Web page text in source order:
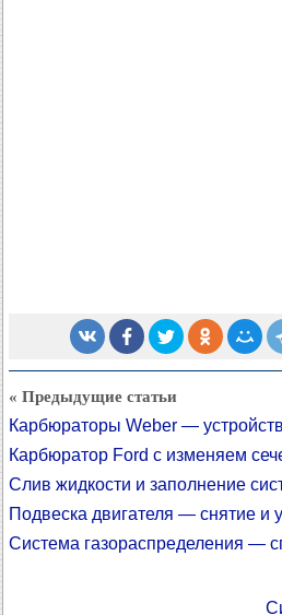
« Предыдущие статьи
Карбюраторы Weber —
Карбюратор Ford с изменяем
Слив жидкости и заполнение
Подвеска двигателя — снятие и
Система газораспределения —